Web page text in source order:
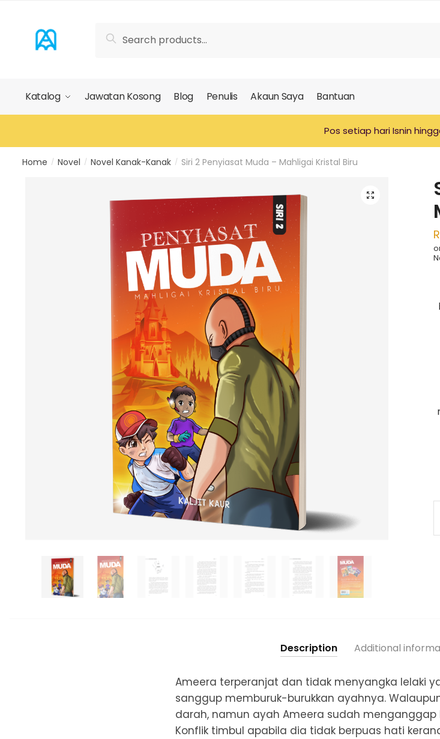
navigation
content
for:
Search
Katalog Jawatan Kosong Blog Penulis Akaun Saya Bantuan
Pos setiap hari Isnin
Home / Novel / Novel Kanak-Kanak / Siri 2 Penyiasat Muda – Mahligai Kristal Biru
🔍
Description Additional
Ameera terperanjat dan tidak menyangka lelaki
sanggup memburuk-burukkan ayahnya.
darah, namun ayah Ameera sudah menganggap
Konflik timbul apabila dia tidak berpuas hati